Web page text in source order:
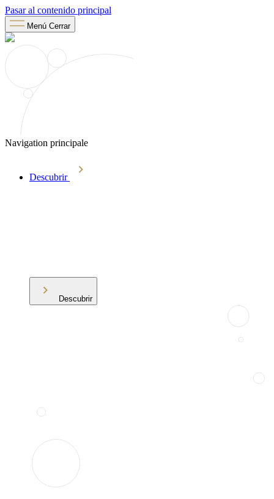
Pasar al contenido principal
Menú Cerrar
Navigation principale
Descubrir
Descubrir